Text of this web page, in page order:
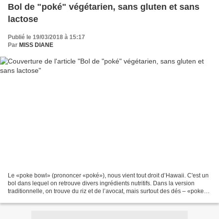
Bol de "poké" végétarien, sans gluten et sans
lactose
Publié le 19/03/2018 à 15:17
Par MISS DIANE
Le «poke bowl» (prononcer «poké»), nous vient tout droit d’Hawaii. C'est un
bol dans lequel on retrouve divers ingrédients nutritifs. Dans la version
traditionnelle, on trouve du riz et de l’avocat, mais surtout des dés – «poke»